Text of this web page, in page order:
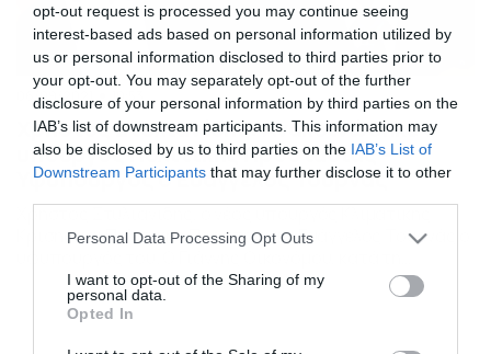
opt-out request is processed you may continue seeing
interest-based ads based on personal information utilized by
us or personal information disclosed to third parties prior to
your opt-out. You may separately opt-out of the further
disclosure of your personal information by third parties on the
IAB’s list of downstream participants. This information may
also be disclosed by us to third parties on the IAB’s List of
Downstream Participants that may further disclose it to other
Please note that this website/app uses one or more Google
not limited to your visit or usage behaviour. You may click to
grant or deny consent to Google and its third-party tags to
use your data for below specified purposes in below Google
consent section.
Personal Data Processing Opt Outs
I want to opt-out of the Sharing of my
personal data.
Opted In
06/09/2021 10:53
Χρήστος Στυλιανίδης: Ανακοινώθηκε ο
υπουργός Πολιτικής Προστασίας –
Υφυπουργός ο Ευάγγελος Τουρνάς
Κρίσης και Πολιτικής Προστασίας. Ευάγγελος Τουρνάς ο
διάρκεια της ενημέρωσης των πολιτικών συντακτών,
ανακοίνωσε το όνομα του νέου υπουργού Κλιματικής
Κρίσης και Πολιτικής Προστασίας και του υφυπουργού
του. Όπως σας είχε ενημερώσει το Newsbomb.gr από